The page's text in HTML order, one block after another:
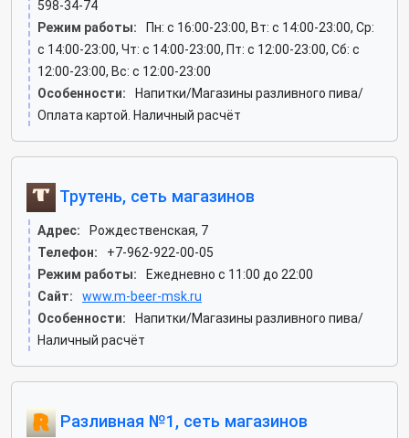
598-34-74
Режим работы:
Пн: c 16:00-23:00, Вт: c 14:00-23:00, Ср:
c 14:00-23:00, Чт: c 14:00-23:00, Пт: c 12:00-23:00, Сб: c
12:00-23:00, Вс: c 12:00-23:00
Особенности:
Напитки/Магазины разливного пива/
Оплата картой. Наличный расчёт
Трутень, сеть магазинов
Адрес:
Рождественская, 7
Телефон:
+7-962-922-00-05
Режим работы:
Ежедневно с 11:00 до 22:00
Сайт:
www.m-beer-msk.ru
Особенности:
Напитки/Магазины разливного пива/
Наличный расчёт
Разливная №1, сеть магазинов